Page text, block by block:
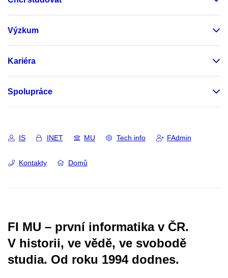
Výzkum
Kariéra
Spolupráce
IS INET MU Tech info FAdmin
Kontakty Domů
FI MU – první informatika v ČR.
V historii, ve vědě, ve svobodě
studia. Od roku 1994 dodnes.